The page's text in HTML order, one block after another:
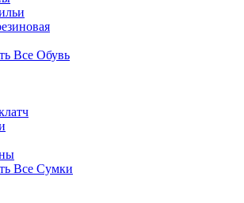
Все Обувь
Все Сумки